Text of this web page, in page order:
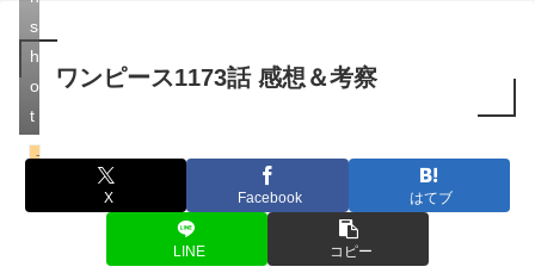
ワンピース1173話 感想＆考察
エルバフ編
s
h
o
t
X Facebook はてブ
LINE コピー